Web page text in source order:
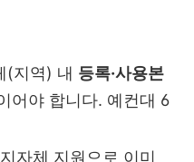
(지역) 내 등록·사용본
어야 합니다. 예컨대 6
자체 지원으로 이미